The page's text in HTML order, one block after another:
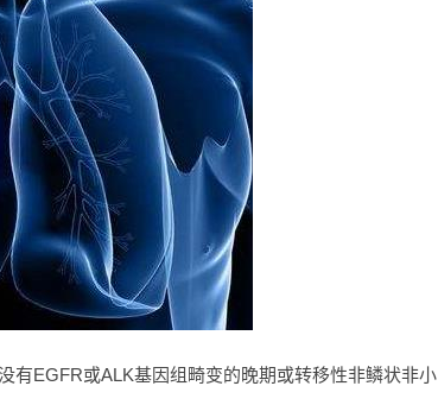
有EGFR或ALK基因组畸变的晚期或转移性非鳞状非小